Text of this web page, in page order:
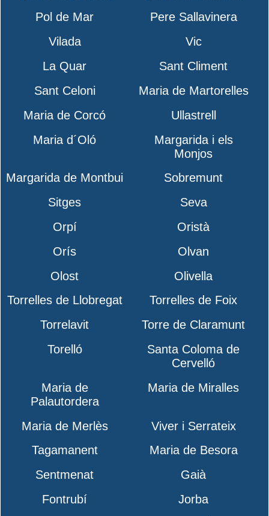
Pol de Mar
Pere Sallavinera
Vilada
Vic
La Quar
Sant Climent
Sant Celoni
Maria de Martorelles
Maria de Corcó
Ullastrell
Maria d´Oló
Margarida i els
Monjos
Margarida de Montbui
Sobremunt
Sitges
Seva
Orpí
Oristà
Orís
Olvan
Olost
Olivella
Torrelles de Llobregat
Torrelles de Foix
Torrelavit
Torre de Claramunt
Torelló
Santa Coloma de
Cervelló
Maria de
Palautordera
Maria de Miralles
Maria de Merlès
Viver i Serrateix
Tagamanent
Maria de Besora
Sentmenat
Gaià
Fontrubí
Jorba